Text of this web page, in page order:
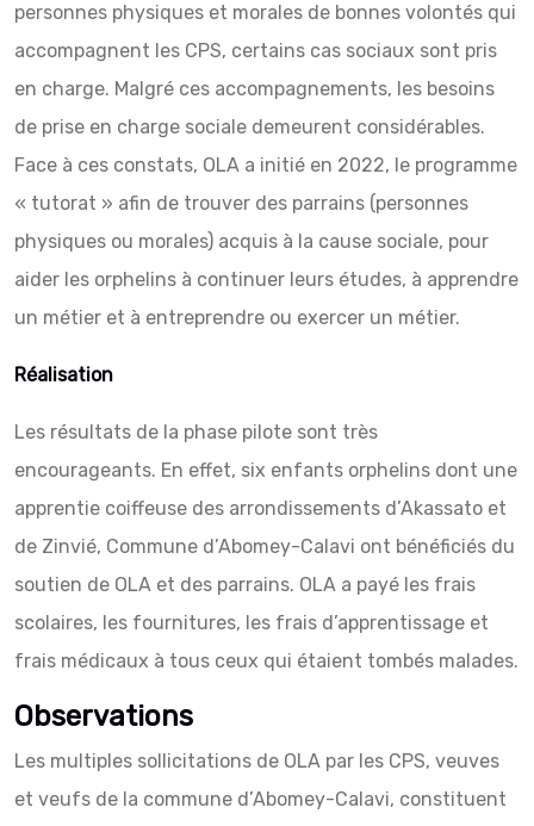
personnes physiques et morales de bonnes volontés qui
accompagnent les CPS, certains cas sociaux sont pris
en charge. Malgré ces accompagnements, les besoins
de prise en charge sociale demeurent considérables.
Face à ces constats, OLA a initié en 2022, le programme
« tutorat » afin de trouver des parrains (personnes
physiques ou morales) acquis à la cause sociale, pour
aider les orphelins à continuer leurs études, à apprendre
un métier et à entreprendre ou exercer un métier.
Réalisation
Les résultats de la phase pilote sont très
encourageants. En effet, six enfants orphelins dont une
apprentie coiffeuse des arrondissements d’Akassato et
de Zinvié, Commune d’Abomey-Calavi ont bénéficiés du
soutien de OLA et des parrains. OLA a payé les frais
scolaires, les fournitures, les frais d’apprentissage et
frais médicaux à tous ceux qui étaient tombés malades.
Observations
Les multiples sollicitations de OLA par les CPS, veuves
et veufs de la commune d’Abomey-Calavi, constituent